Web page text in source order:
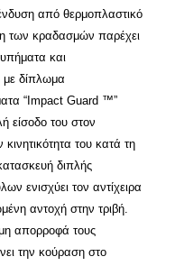
από θερμοπλαστικό
των κραδασμών παρέχει
και
με δίπλωμα
“Impact Guard ™”
είσοδο του στον
του κατά τη
διπλής
ενισχύει τον αντίχειρα
αντοχή στην τριβή.
απορροφά τους
την κούραση στο